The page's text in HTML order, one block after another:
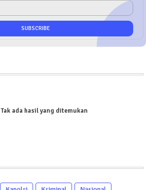
Tak ada hasil yang ditemukan